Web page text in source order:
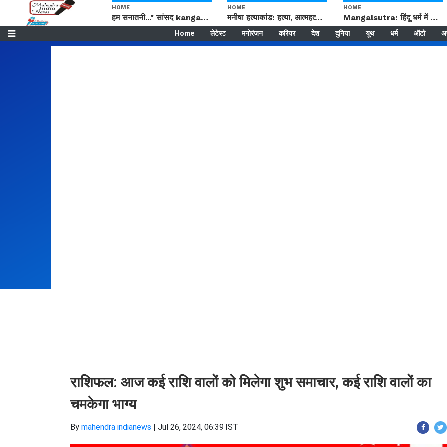
HOME
हम सनातनी..." सांसद kangana Ranaut से क्या बोली लड़की? Viral Jantar-Mantar | CJP protest
HOME
मनीषा हत्याकांड: हत्या, आत्महत्या या कोई बड़ा राज? | Full Story | Josh Haryana
HOME
Mangalsutra: हिंदू धर्म में शादी के बाद मंगलसूत्र क्यों पहनती है महिलाएं, किसने शुरु की ये परंपरा
Home लेटेस्ट मनोरंजन करियर देश दुनिया यूथ धर्म ऑटो
राशिफल: आज कई राशि वालों को मिलेगा शुभ समाचार, कई राशि वालों का
चमकेगा भाग्य
By mahendra indianews | Jul 26, 2024, 06:39 IST